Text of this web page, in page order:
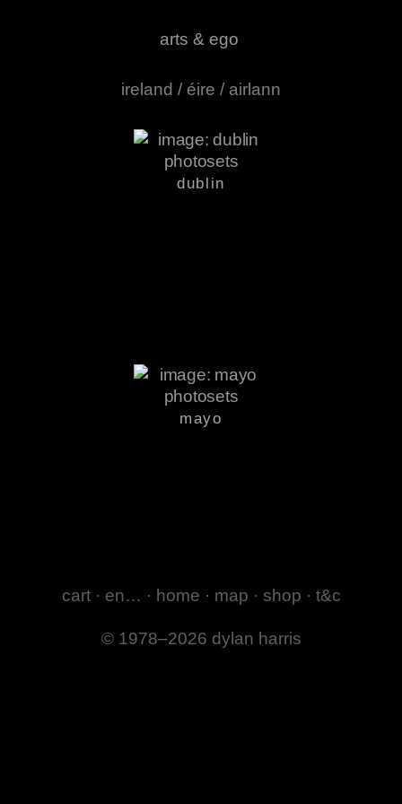
arts & ego
ireland / éire / airlann
dublin
mayo
cart · en… · home · map · shop · t&c
© 1978–2026 dylan harris